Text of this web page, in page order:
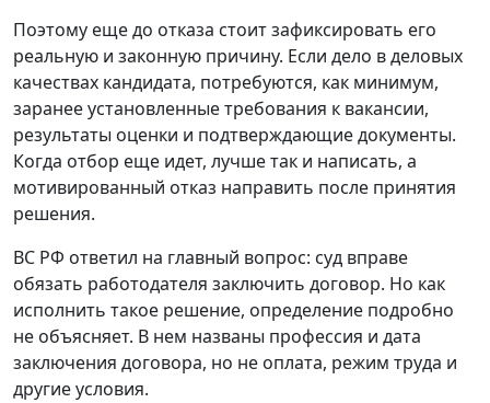
Поэтому еще до отказа стоит зафиксировать его
реальную и законную причину. Если дело в деловых
качествах кандидата, потребуются, как минимум,
заранее установленные требования к вакансии,
результаты оценки и подтверждающие документы.
Когда отбор еще идет, лучше так и написать, а
мотивированный отказ направить после принятия
решения.
ВС РФ ответил на главный вопрос: суд вправе
обязать работодателя заключить договор. Но как
исполнить такое решение, определение подробно
не объясняет. В нем названы профессия и дата
заключения договора, но не оплата, режим труда и
другие условия.